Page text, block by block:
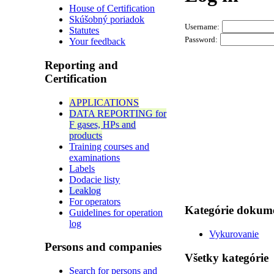
House of Certification
Skúšobný poriadok
Statutes
Your feedback
Reporting and
Certification
APPLICATIONS
DATA REPORTING for
F gases, HPs and
products
Training courses and
examinations
Labels
Dodacie listy
Leaklog
For operators
Guidelines for operation
log
Persons and companies
Search for persons and
Username:
Password:
Kategórie
Vykurovanie
Všetky kategórie